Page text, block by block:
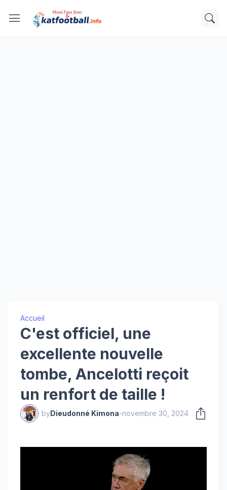
Accueil
C'est officiel, une
excellente nouvelle
tombe, Ancelotti reçoit
un renfort de taille !
byDieudonné Kimona-novembre 30, 2024